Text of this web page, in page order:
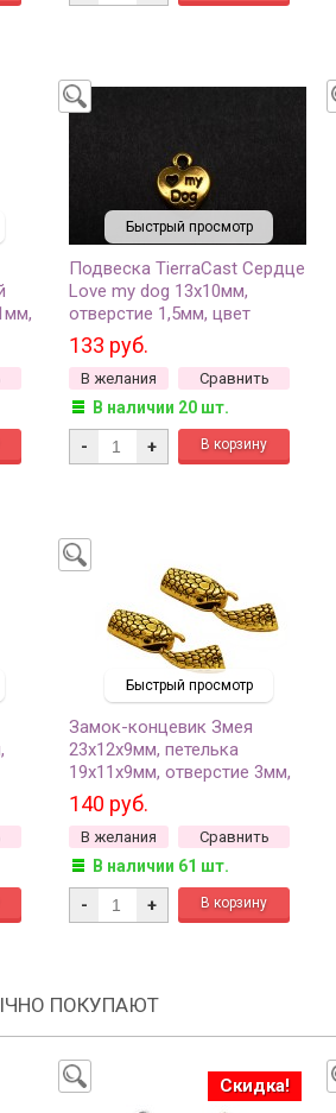
Быстрый просмотр
Подвеска TierraCast Сердце
Love my dog 13х10мм,
отверстие 1,5мм, цвет
античное золото, 94-2200-
26, 1шт
133 руб.
В желания Сравнить
В наличии 20 шт.
- +
Быстрый просмотр
Замок-концевик Змея
23х12х9мм, петелька
19х11х9мм, отверстие 3мм,
внутренний диаметр 7мм,
цвет античное золото,
сплав металлов, 01-01-38, 2
комплекта
140 руб.
В желания Сравнить
В наличии 61 шт.
- +
ПОКУПАЮТ
Скидка!